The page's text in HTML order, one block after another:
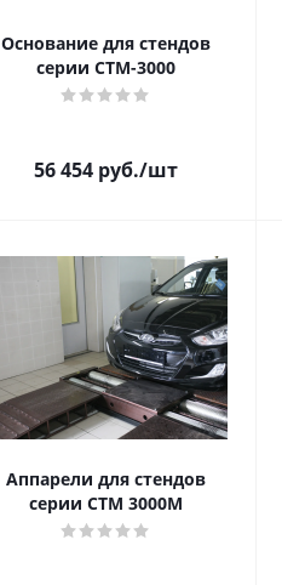
Основание для стендов
серии СТМ-3000
56 454 руб./шт
Аппарели для стендов
серии СТМ 3000М